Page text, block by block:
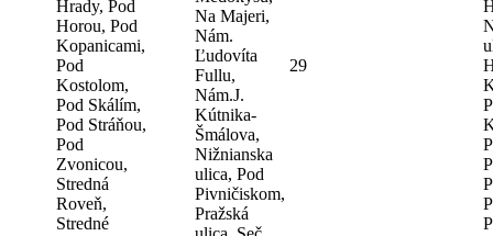
Hrady, Pod
Horou, Pod
Kopanicami,
Pod
Kostolom,
Pod Skálím,
Pod Stráňou,
Pod
Zvonicou,
Stredná
Roveň,
Stredné
Na Majeri,
Nám.
Ľudovíta
Fullu,
Nám.J.
Kútnika-
Šmálova,
Nižnianska
ulica, Pod
Pivničiskom,
Pražská
29